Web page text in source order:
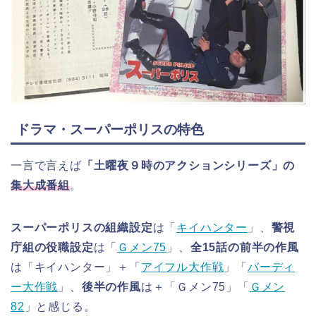
ドラマ・スーパーポリスの特色
一言で言えば 「土曜夜９時のアクションシリーズ」の
集大成番組。
スーパーポリスの組織設定は「 キイハンター 」、 警視
庁組の役職設定は「 Ｇメン75 」、 全15話の前半の作風
は「キイハンター」＋「 アイフル大作戦 」「バーディ
ー大作戦 」、 後半の作風は＋「Ｇメン75」「 Ｇメン
82 」と感じる。